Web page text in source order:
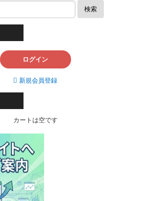
検索
ログイン
新規会員登録
カートは空です